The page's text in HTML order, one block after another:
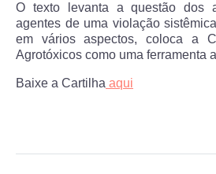
O texto levanta a questão dos
agentes de uma violação
em vários aspectos, coloca a
Agrotóxicos como uma ferramenta
Baixe a Cartilha aqui